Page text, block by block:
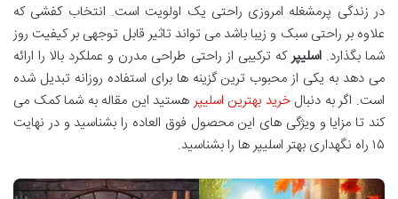
در زندگی پرمشغله امروزی راحتی یک اولویت است. انتخاب کفشی که
علاوه بر راحتی سبک و زیبا باشد می تواند تاثیر قابل توجهی بر کیفیت روز
شما بگذارد.اسلیپرکه ترکیبی از راحتی طراحی مدرن و عملکرد بالا را ارائه
می دهد به یکی از محبوب ترین گزینه ها برای استفاده روزانه تبدیل شده
است. اگر به دنبالخرید بهترین اسلیپرهستید این مقاله به شما کمک می
کند تا مزایا و ویژگی های این محصول فوق العاده را بشناسید و در نهایت
۱۵ راه نگهداری بهتر اسلیپر ها را بشناسید
.